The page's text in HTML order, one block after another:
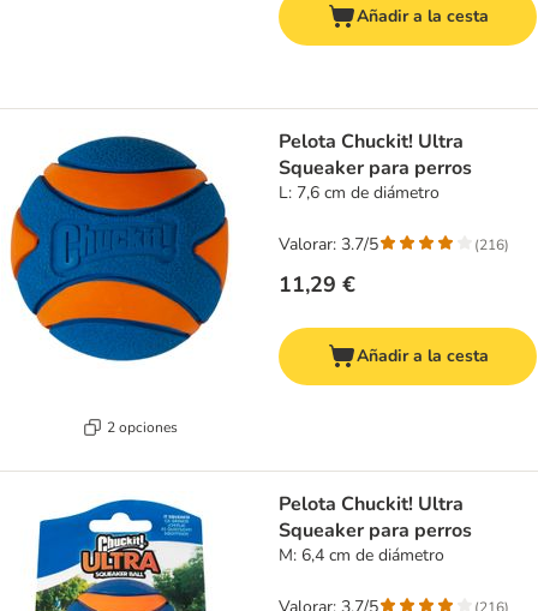
Añadir a la cesta
2 opciones
Pelota Chuckit! Ultra
Squeaker para perros
L: 7,6 cm de diámetro
11,29 €
Valorar: 3.7/5 (216)
Añadir a la cesta
Pelota Chuckit! Ultra
Squeaker para perros
M: 6,4 cm de diámetro
(216)